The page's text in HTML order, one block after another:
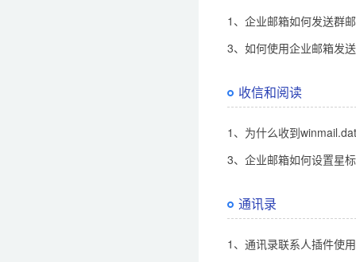
1、企业邮箱如何发送群
3、如何使用企业邮箱发
收信和阅读
1、为什么收到
3、企业邮箱如何设置星
通讯录
1、通讯录联系人插件使